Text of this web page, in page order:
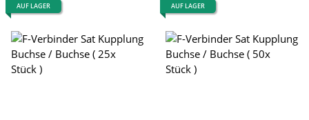
AUF LAGER AUF LAGER